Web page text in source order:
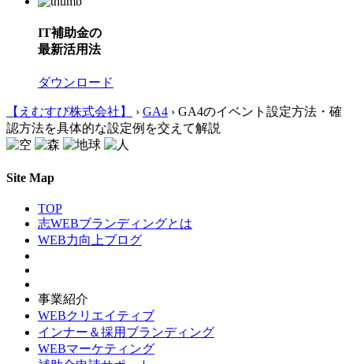
IT補助金の
最新活用法
ダウンロード
【えむすび株式会社】 › GA4 › GA4のイベント設定方法・確
認方法を具体的な設定例を交えて解説
Site Map
TOP
志WEBブランディングとは
WEB力向上ブログ
事業紹介
WEBクリエイティブ
インナー＆採用ブランディング
WEBマーケティング